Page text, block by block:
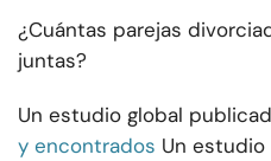
¿Cuántas parejas
juntas?
Un estudio global
y encontrados Un estudio